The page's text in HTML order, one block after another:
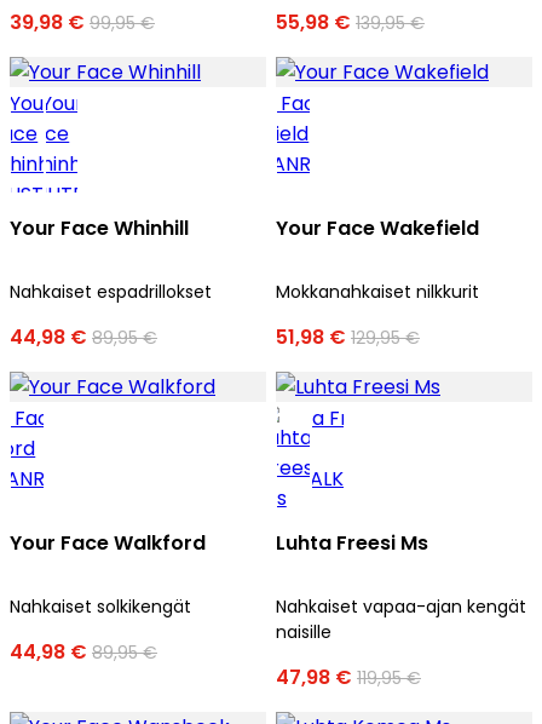
39,98 € 99,95 € 55,98 € 139,95 €
Your Face Whinhill
Nahkaiset espadrillokset
44,98 € 89,95 €
Your Face Wakefield
Mokkanahkaiset nilkkurit
51,98 € 129,95 €
Your Face Walkford
Nahkaiset solkikengät
44,98 € 89,95 €
Luhta Freesi Ms
Nahkaiset vapaa-ajan kengät
naisille
47,98 € 119,95 €